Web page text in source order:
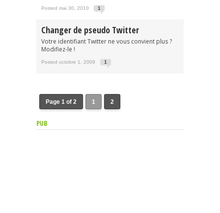
Posted mai 30, 2010 1
Changer de pseudo Twitter
Votre identifiant Twitter ne vous convient plus ?
Modifiez-le !
Posted octobre 1, 2009 1
Page 1 of 2 1 2
PUB